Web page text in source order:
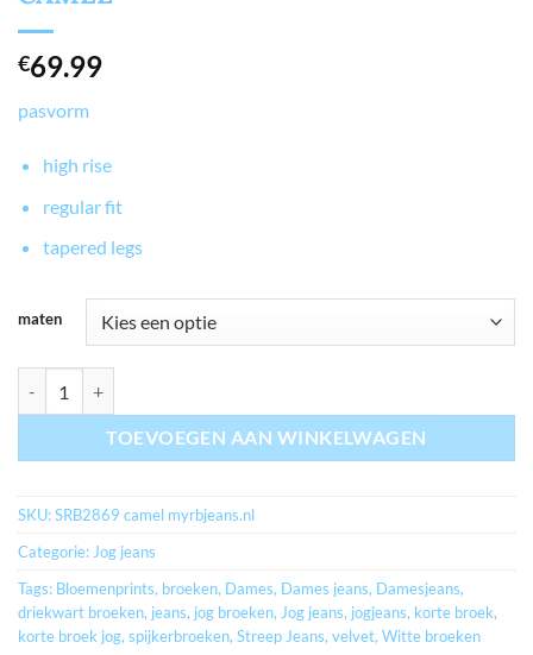
€69.99
pasvorm
high rise
regular fit
tapered legs
maten
TOEVOEGEN AAN WINKELWAGEN
SKU:SRB2869 camel myrbjeans.nl
Categorie: Jog jeans
Tags: Bloemenprints, broeken, Dames, Dames jeans, Damesjeans,
driekwart broeken, jeans, jog broeken, Jog jeans, jogjeans, korte broek,
korte broek jog, spijkerbroeken, Streep Jeans, velvet, Witte broeken